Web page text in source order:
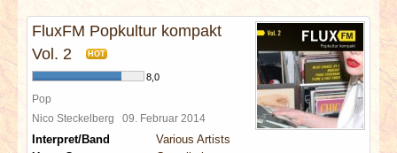
SPECIALS
REDAKTION
LINKS
FluxFM Popkultur kompakt
Vol. 2
HOT
8,0
Pop
Nico Steckelberg 09. Februar 2014
Interpret/Band
Various Artists